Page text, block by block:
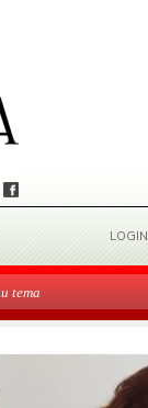
LOGIN